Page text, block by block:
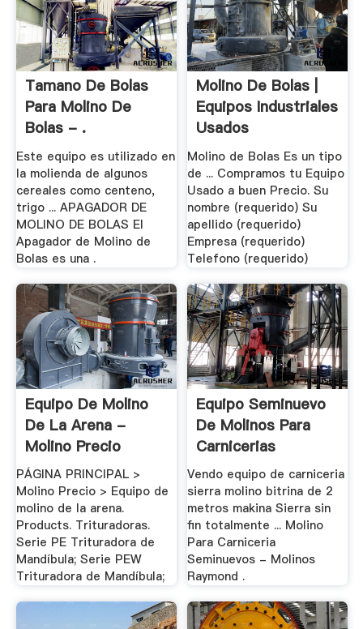
Tamano De Bolas
Para Molino De
Bolas - .
Este equipo es utilizado en
la molienda de algunos
cereales como centeno,
trigo ... APAGADOR DE
MOLINO DE BOLAS El
Apagador de Molino de
Bolas es una .
Molino De Bolas |
Equipos Industriales
Usados
Molino de Bolas Es un tipo
de ... Compramos tu Equipo
Usado a buen Precio. Su
nombre (requerido) Su
apellido (requerido)
Empresa (requerido)
Telefono (requerido)
Equipo De Molino
De La Arena -
Molino Precio
PÁGINA PRINCIPAL >
Molino Precio > Equipo de
molino de la arena.
Products. Trituradoras.
Serie PE Trituradora de
Mandíbula; Serie PEW
Trituradora de Mandíbula;
Equipo Seminuevo
De Molinos Para
Carnicerias
Vendo equipo de carniceria
sierra molino bitrina de 2
metros makina Sierra sin
fin totalmente ... Molino
Para Carniceria
Seminuevos - Molinos
Raymond .